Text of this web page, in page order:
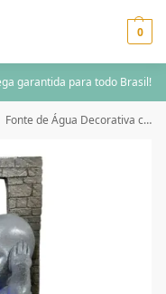
0
garantida para todo Brasil!
Fonte de Água Decorativa com Bola de LED Giratória e Estátua de Monge – Tranquilidade e Elegância